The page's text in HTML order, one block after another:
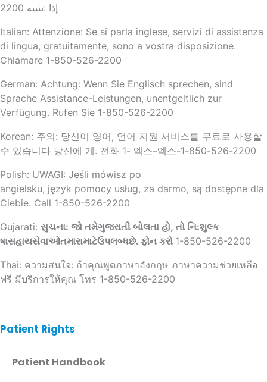
إذا :تنبيه 2200
Italian: Attenzione: Se si parla inglese, servizi di assistenza
di lingua, gratuitamente, sono a vostra disposizione.
Chiamare 1-850-526-2200
German: Achtung: Wenn Sie Englisch sprechen, sind
Sprache Assistance-Leistungen, unentgeltlich zur
Verfügung. Rufen Sie 1-850-526-2200
Korean: 주의: 당신이 영어, 언어 지원 서비스를 무료로 사용할
수 있습니다 당신에 게. 전화 1- 엑스–엑스-1-850-526-2200
Polish: UWAGI: Jeśli mówisz po
angielsku, język pomocy usług, za darmo, są dostępne dla
Ciebie. Call 1-850-526-2200
Gujarati: સુચના: જો તમેગુજરાતી બોલતા હો, તો નિ:શુલ્ક
ષાસહાયસેવાઓતમારામાટેઉપલબ્ધછે. ફોન કરો 1-850-526-2200
Thai: ความสนใจ: ถ้าคุณพูดภาษาอังกฤษ ภาษาความช่วยเหลือ
ฟรี มีบริการให้คุณ โทร 1-850-526-2200
Patient Rights
Patient Handbook